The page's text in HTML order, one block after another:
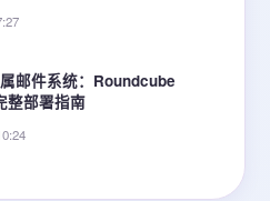
邮件系统：Roundcube
整部署指南